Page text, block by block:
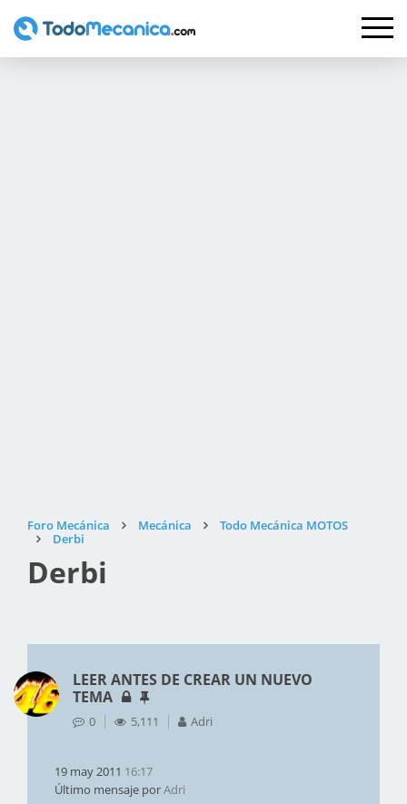
Foro Mecánica Mecánica
Todo Mecánica MOTOS
Derbi
Derbi
LEER ANTES DE CREAR UN NUEVO
TEMA
0 5,111 Adri
19 may 2011 16:17
Último mensaje porAdri